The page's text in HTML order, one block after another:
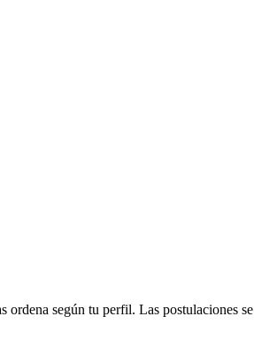
según tu perfil. Las postulaciones